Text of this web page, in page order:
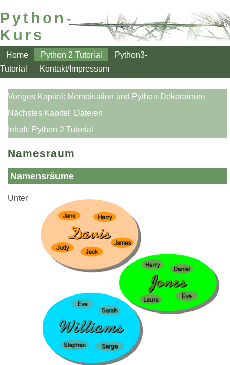
Python-
Kurs
Home Python 2 Tutorial
Python3-
Tutorial
Kontakt/Impressum
Voriges Kapitel: Memoisation und Python-Dekorateure
Nächstes Kapitel: Dateien
Inhalt: Python 2 Tutorial
Namesraum
Namensräume
Unter